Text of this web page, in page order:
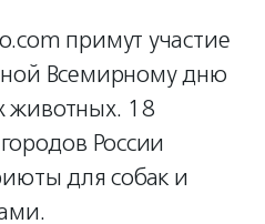
примут участие
Всемирному дню
животных. 18
России
для собак и